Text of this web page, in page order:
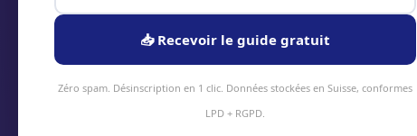
Service gestion de cles à Bienne et
intervention sous 48h en moyenne.
tarifs transparents.
Devis instantané +41 78
📥 Recevoir le guide gratuit
Zéro spam. Désinscription en 1 clic. Données stockées en Suisse, conformes
LPD + RGPD.